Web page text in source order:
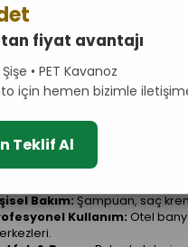
28 KARGA SIVI
28 Karga (Gaga) Model
tasarlanmış, estetik ve
28/410 boyun
tamamıyla uyumludur.
uzun ve kavisli "Gaga"
damlatma sorununu
modern durur.
sırasında başlığı
Bakım: Şampuan, saç
Kullanım: Otel
fiyat avantajı
• PET Kavanoz
için hemen bizimle
Teklif Al